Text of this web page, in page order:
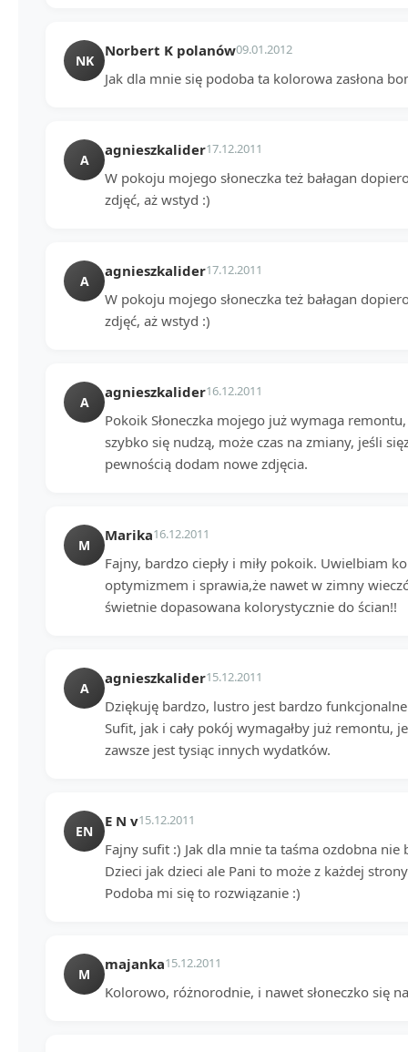
NK
Norbert K polanów09.01.2012
Jak dla mnie się podoba ta kolorowa zasłona
A
agnieszkalider17.12.2011
W pokoju mojego słoneczka też bałagan
zdjęć, aż wstyd :)
A
agnieszkalider17.12.2011
W pokoju mojego słoneczka też bałagan
zdjęć, aż wstyd :)
A
agnieszkalider16.12.2011
Pokoik Słoneczka mojego już wymaga
szybko się nudzą, może czas na zmiany, jeśli
pewnością dodam nowe zdjęcia.
M
Marika16.12.2011
Fajny, bardzo ciepły i miły pokoik. Uwielbiam
optymizmem i sprawia,że nawet w zimny
świetnie dopasowana kolorystycznie do ścian!!
A
agnieszkalider15.12.2011
Dziękuję bardzo, lustro jest bardzo
Sufit, jak i cały pokój wymagałby już remontu,
zawsze jest tysiąc innych wydatków.
EN
E N v15.12.2011
Fajny sufit :) Jak dla mnie ta taśma ozdobna
Dzieci jak dzieci ale Pani to może z każdej
Podoba mi się to rozwiązanie :)
M
majanka15.12.2011
Kolorowo, różnorodnie, i nawet słoneczko się